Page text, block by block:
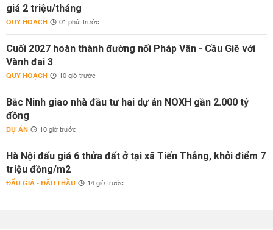
giá 2 triệu/tháng
QUY HOẠCH 01 phút trước
Cuối 2027 hoàn thành đường nối Pháp Vân - Cầu Giẽ với
Vành đai 3
QUY HOẠCH 10 giờ trước
Bắc Ninh giao nhà đầu tư hai dự án NOXH gần 2.000 tỷ
đồng
DỰ ÁN 10 giờ trước
Hà Nội đấu giá 6 thửa đất ở tại xã Tiến Thắng, khởi điểm 7
triệu đồng/m2
ĐẤU GIÁ - ĐẤU THẦU 14 giờ trước